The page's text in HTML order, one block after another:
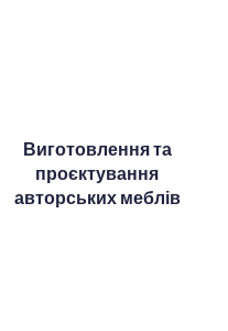
Виготовлення та
проєктування
авторських меблів